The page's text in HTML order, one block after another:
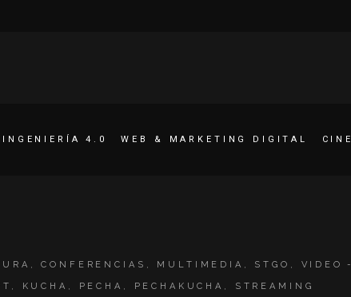
INGENIERÍA 4.0 WEB & MARKETING DIGITAL CINE
,CONFERENCIAS , MULTIMEDIA , STGO , VIDEO
, KUCHA , PECHA , PECHAKUCHA , STREAMING